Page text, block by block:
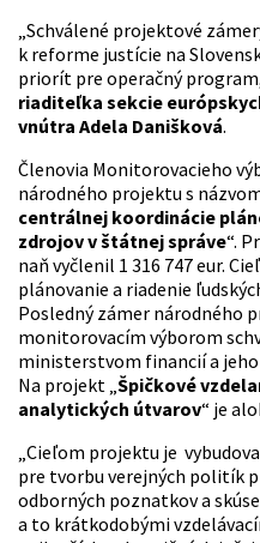
„Schválené projektové
k reforme justície na
priorít pre operačný
riaditeľka sekcie
vnútra Adela Danišková.
Členovia Monitorovacieho
národného projektu s názvom
centrálnej koordinácie
zdrojov v štátnej správe“.
naň vyčlenil 1 316 747 eur.
plánovanie a riadenie
Posledný zámer národného
monitorovacím výborom
ministerstvom financií a
Na projekt „ Špičkové
analytických útvarov“ je
„Cieľom projektu je
pre tvorbu verejných politík
odborných poznatkov a
a to krátkodobými